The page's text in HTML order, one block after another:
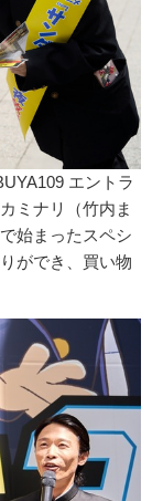
エントラ
ミナリ（竹内ま
始まったスペシ
ができ、買い物